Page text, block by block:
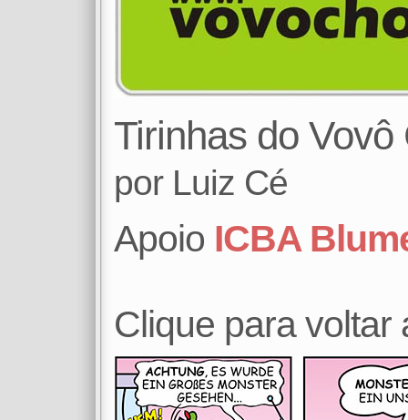
Tirinhas do
porLuiz Cé
Apoio ICBA
Clique para voltar